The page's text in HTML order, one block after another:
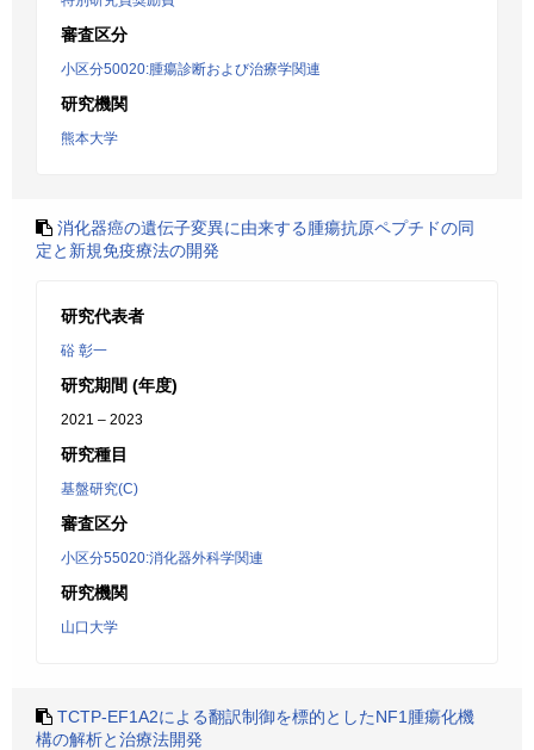
審査区分
小区分50020:腫瘍診断および治療学関連
研究機関
熊本大学
消化器癌の遺伝子変異に由来する腫瘍抗原ペプチドの同
定と新規免疫療法の開発
研究代表者
硲 彰一
研究期間 (年度)
2021 – 2023
研究種目
基盤研究(C)
審査区分
小区分55020:消化器外科学関連
研究機関
山口大学
TCTP-EF1A2による翻訳制御を標的としたNF1腫瘍化機
構の解析と治療法開発